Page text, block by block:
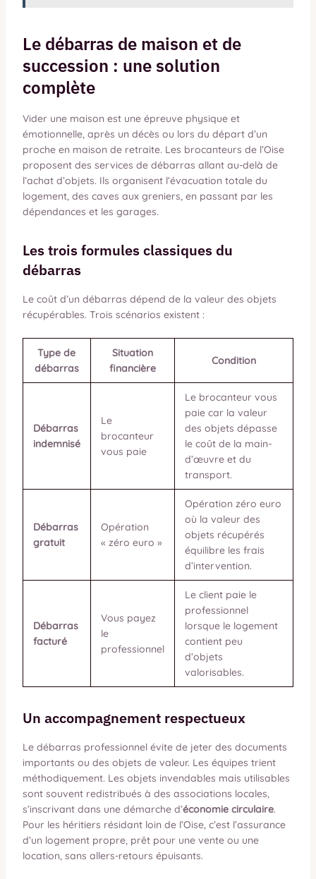
Le débarras de maison et de
succession : une solution
complète
Vider une maison est une épreuve physique et
émotionnelle, après un décès ou lors du départ d’un
proche en maison de retraite. Les brocanteurs de l’Oise
proposent des services de débarras allant au-delà de
l’achat d’objets. Ils organisent l’évacuation totale du
logement, des caves aux greniers, en passant par les
dépendances et les garages.
Les trois formules classiques du
débarras
Le coût d’un débarras dépend de la valeur des objets
récupérables. Trois scénarios existent :
Type de
débarras
Situation
financière
Condition
Débarras
indemnisé
Le
brocanteur
vous paie
Le brocanteur vous
paie car la valeur
des objets dépasse
le coût de la main-
d’œuvre et du
transport.
Débarras
gratuit
Opération
« zéro euro »
Opération zéro euro
où la valeur des
objets récupérés
équilibre les frais
d’intervention.
Débarras
facturé
Vous payez
le
professionnel
Le client paie le
professionnel
lorsque le logement
contient peu
d’objets
valorisables.
Un accompagnement respectueux
Le débarras professionnel évite de jeter des documents
importants ou des objets de valeur. Les équipes trient
méthodiquement. Les objets invendables mais utilisables
sont souvent redistribués à des associations locales,
s’inscrivant dans une démarche d’économie circulaire.
Pour les héritiers résidant loin de l’Oise, c’est l’assurance
d’un logement propre, prêt pour une vente ou une
location, sans allers-retours épuisants.